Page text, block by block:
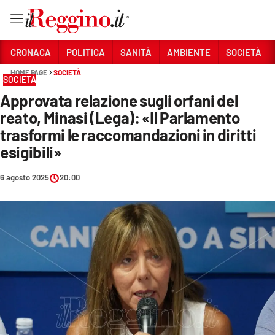
Sezioni
CRONACA
POLITICA
SANITÀ
AMBIENTE
CULTURA
ECONOMIA E LAVORO
CRONACA POLITICA SANITÀ AMBIENTE SOCIETÀ
HOME PAGE SOCIETÀ
SOCIETÀ
Approvata relazione sugli orfani del
reato, Minasi (Lega): «Il Parlamento
trasformi le raccomandazioni in diritti
esigibili»
6 agosto 2025 20:00